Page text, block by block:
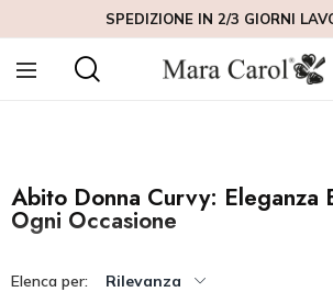
SPEDIZIONE IN 2/3 GIORNI
Abito Donna Curvy: Eleganza
Ogni Occasione
tagli studiati per valorizzare le tue forme,
impeccabile. Che tu stia cercando un abito per
Elenca per: Rilevanza